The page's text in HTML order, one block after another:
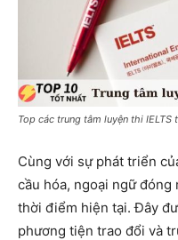
Top các trung tâm luyện thi IELTS
Cùng với sự phát triển
cầu hóa, ngoại ngữ
thời điểm hiện tại. Đây
phương tiện trao đổi và